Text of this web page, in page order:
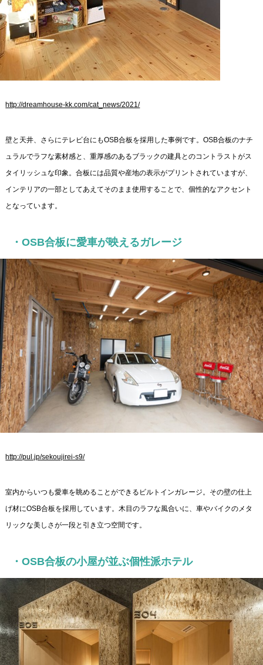
http://dreamhouse-kk.com/cat_news/2021/
壁と天井、さらにテレビ台にもOSB合板を採用した事例です。OSB合板のナチ
ュラルでラフな素材感と、重厚感のあるブラックの建具とのコントラストがス
タイリッシュな印象。合板には品質や産地の表示がプリントされていますが、
インテリアの一部としてあえてそのまま使用することで、個性的なアクセント
となっています。
・OSB合板に愛車が映えるガレージ
http://pul.jp/sekoujirei-s9/
室内からいつも愛車を眺めることができるビルトインガレージ。その壁の仕上
げ材にOSB合板を採用しています。木目のラフな風合いに、車やバイクのメタ
リックな美しさが一段と引き立つ空間です。
・OSB合板の小屋が並ぶ個性派ホテル